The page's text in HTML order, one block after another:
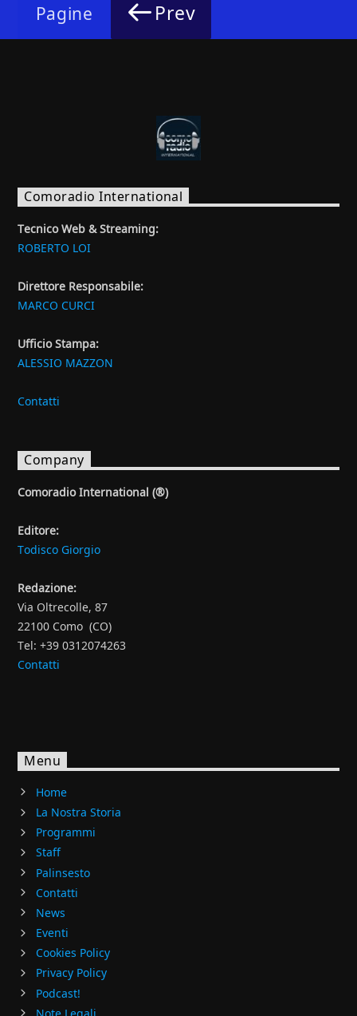
Pagine Prev
Comoradio International
Tecnico Web & Streaming:
ROBERTO LOI
Direttore Responsabile:
MARCO CURCI
Ufficio Stampa:
ALESSIO MAZZON
Contatti
Company
Comoradio International (®)
Editore:
Todisco Giorgio
Redazione:
Via Oltrecolle, 87
22100 Como (CO)
Tel: +39 0312074263
Contatti
Menu
Home
La Nostra Storia
Programmi
Staff
Palinsesto
Contatti
News
Eventi
Cookies Policy
Privacy Policy
Podcast!